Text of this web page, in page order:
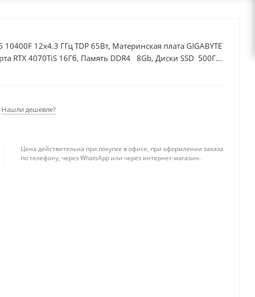
12x4.3 ГГц TDP 65Вт, Материнская плата GIGABYTE
RTX 4070TiS 16Гб, Память DDR4 8Gb, Диски SSD 500Гб
Нашли дешевле?
Цена действительна при покупке в офисе, при оформлении заказа
по телефону, через WhatsApp или через интернет-магазин.